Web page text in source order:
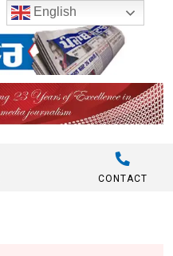
CONTACT
English